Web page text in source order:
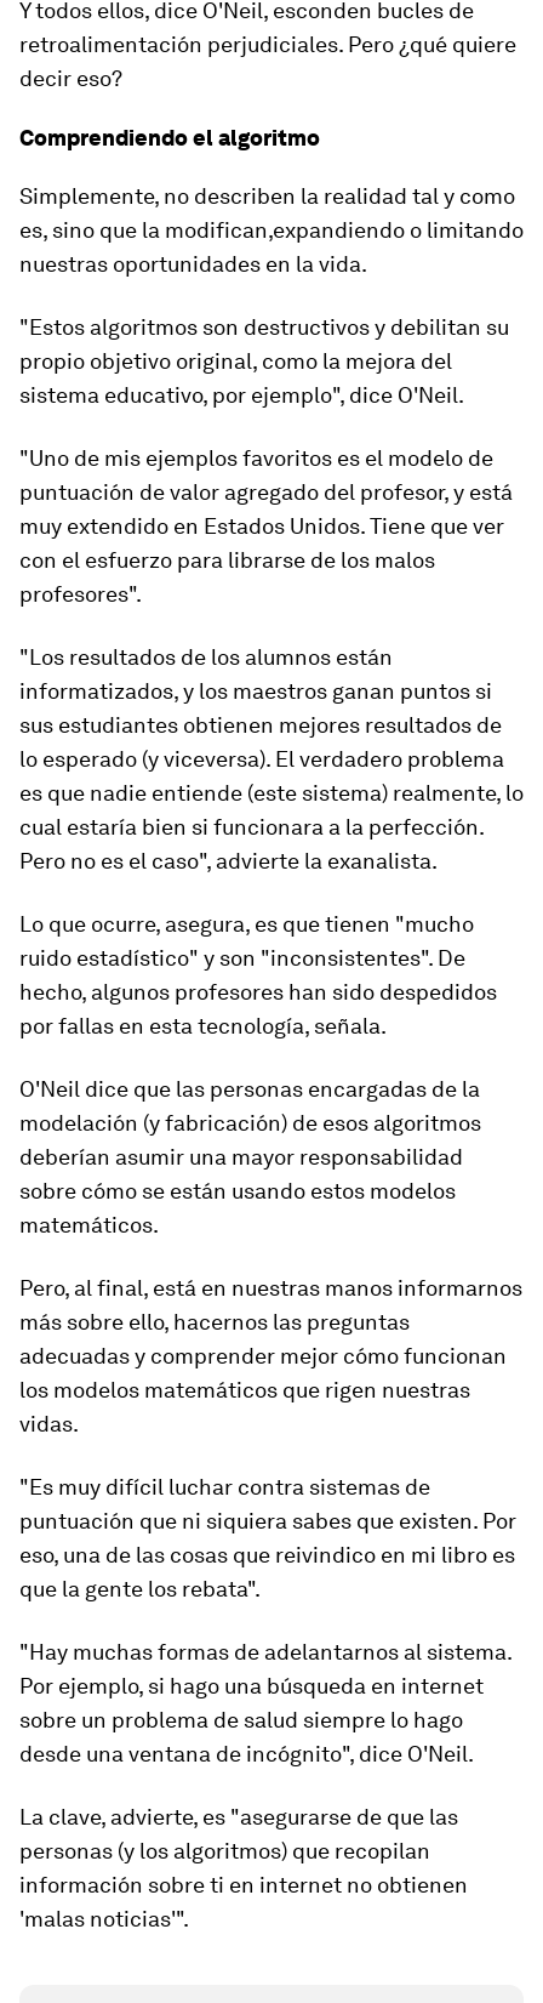
Y todos ellos, dice O'Neil, esconden bucles de
retroalimentación perjudiciales. Pero ¿qué quiere
decir eso?
Comprendiendo el algoritmo
Simplemente, no describen la realidad tal y como
es, sino que la modifican,expandiendo o limitando
nuestras oportunidades en la vida.
"Estos algoritmos son destructivos y debilitan su
propio objetivo original, como la mejora del
sistema educativo, por ejemplo", dice O'Neil.
"Uno de mis ejemplos favoritos es el modelo de
puntuación de valor agregado del profesor, y está
muy extendido en Estados Unidos. Tiene que ver
con el esfuerzo para librarse de los malos
profesores".
"Los resultados de los alumnos están
informatizados, y los maestros ganan puntos si
sus estudiantes obtienen mejores resultados de
lo esperado (y viceversa). El verdadero problema
es que nadie entiende (este sistema) realmente, lo
cual estaría bien si funcionara a la perfección.
Pero no es el caso", advierte la exanalista.
Lo que ocurre, asegura, es que tienen "mucho
ruido estadístico" y son "inconsistentes". De
hecho, algunos profesores han sido despedidos
por fallas en esta tecnología, señala.
O'Neil dice que las personas encargadas de la
modelación (y fabricación) de esos algoritmos
deberían asumir una mayor responsabilidad
sobre cómo se están usando estos modelos
matemáticos.
Pero, al final, está en nuestras manos informarnos
más sobre ello, hacernos las preguntas
adecuadasy comprender mejor cómo funcionan
los modelos matemáticos que rigen nuestras
vidas.
"Es muy difícil luchar contra sistemas de
puntuación que ni siquiera sabes que existen. Por
eso, una de las cosas que reivindico en mi libro es
que la gente los rebata".
"Hay muchas formas de adelantarnos al sistema.
Por ejemplo, si hago una búsqueda en internet
sobre un problema de salud siempre lo hago
desde una ventana de incógnito", dice O'Neil.
La clave, advierte, es "asegurarse de que las
personas (y los algoritmos) que recopilan
información sobre ti en internet no obtienen
'malas noticias'".